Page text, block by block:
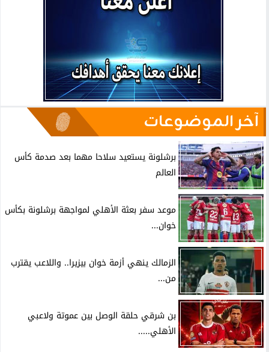
آخر الموضوعات
برشلونة يستعيد سلاحا مهما بعد صدمة كأس
العالم
موعد سفر بعثة الأهلي لمواجهة برشلونة بكأس
خوان...
الزمالك ينهي أزمة خوان بيزيرا.. واللاعب يقترب
من...
بن شرقي حلقة الوصل بين عموتة ولاعبي
الأهلي.....